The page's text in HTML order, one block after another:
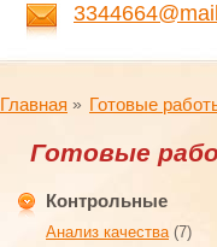
Главная Готовые
Готовые
Контрольные
Анализ качества(7)